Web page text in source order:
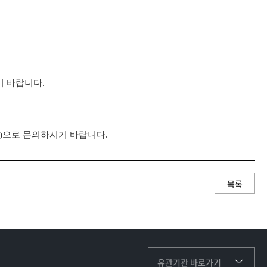
바랍니다.
으로 문의하시기 바랍니다.
목록
유관기관 바로가기